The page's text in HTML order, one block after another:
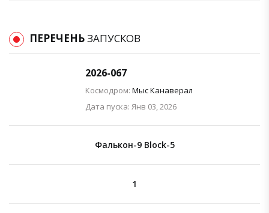
ПЕРЕЧЕНЬЗАПУСКОВ
2026-067
Космодром: Мыс Канаверал
Дата пуска: Янв 03, 2026
Фалькон-9 Block-5
1